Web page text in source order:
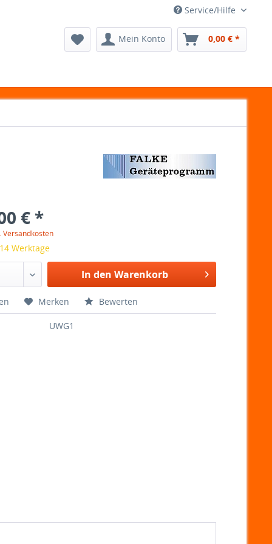
Service/Hilfe
Mein Konto 0,00 € *
€ *
Versandkosten
Werktage
In den Warenkorb
Merken Bewerten
UWG1